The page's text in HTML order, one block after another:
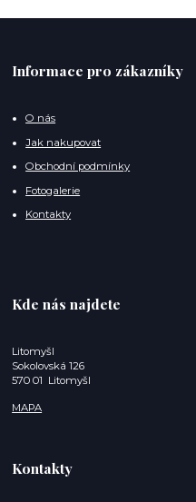
Informace pro zákazníky
O nás
Jak nakupovat
Obchodní podmínky
Fotogalerie
Kontakty
Kde nás najdete
Litomyšl
Sokolovská 126
570 01 Litomyšl
MAPA
Kontakty